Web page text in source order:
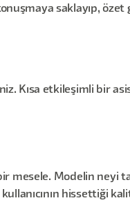
saklayıp, özet
Kısa etkileşimli bir
bir mesele. Modelin neyi
hissettiği